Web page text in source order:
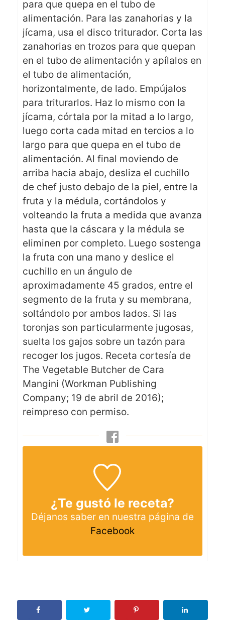
para que quepa en el tubo de
alimentación. Para las zanahorias y la
jícama, usa el disco triturador. Corta las
zanahorias en trozos para que quepan
en el tubo de alimentación y apílalos en
el tubo de alimentación,
horizontalmente, de lado. Empújalos
para triturarlos. Haz lo mismo con la
jícama, córtala por la mitad a lo largo,
luego corta cada mitad en tercios a lo
largo para que quepa en el tubo de
alimentación. Al final moviendo de
arriba hacia abajo, desliza el cuchillo
de chef justo debajo de la piel, entre la
fruta y la médula, cortándolos y
volteando la fruta a medida que avanza
hasta que la cáscara y la médula se
eliminen por completo. Luego sostenga
la fruta con una mano y deslice el
cuchillo en un ángulo de
aproximadamente 45 grados, entre el
segmento de la fruta y su membrana,
soltándolo por ambos lados. Si las
toronjas son particularmente jugosas,
suelta los gajos sobre un tazón para
recoger los jugos. Receta cortesía de
The Vegetable Butcher de Cara
Mangini (Workman Publishing
Company; 19 de abril de 2016);
reimpreso con permiso.
¿Te gustó le receta?
Déjanos saber en nuestra página de
Facebook